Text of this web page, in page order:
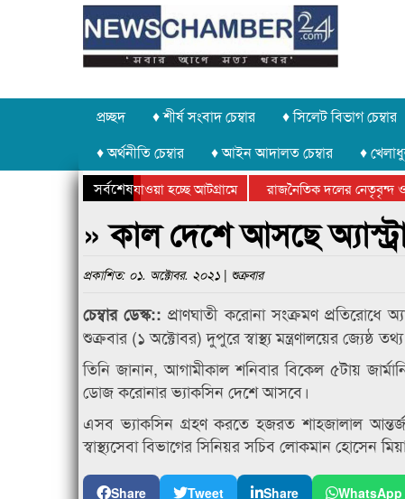
প্রচ্ছদ ♦ শীর্ষ সংবাদ চেম্বার ♦ সিলেট বিভাগ চেম্বার
♦ অর্থনীতি চেম্বার
♦ আইন আদালত চেম্বার ♦
সর্বশেষ
চুরি করে নিয়ে যাওয়া হচ্ছে আটগ্রামে রাজনৈতিক দলের নেতৃবৃন্দ ও
ক্রীড়া প্রতিযোগিতার পুরস্কার বিতরণ সম্পন্ন
সিলেটে বাংলাদেশ গ্রুপ
» কাল দেশে আসছে
প্রকাশিত: ০১. অক্টোবর. ২০২১ | শুক্রবার
চেম্বার ডেস্ক::প্রাণঘাতী করোনা সংক্রমণ
শুক্রবার (১ অক্টোবর) দুপুরে স্বাস্থ্য মন্ত্রণালয়ের জ্যেষ্ঠ
তিনি জানান, আগামীকাল শনিবার বিকেল ৫টায়
ডোজ করোনার ভ্যাকসিন দেশে আসবে।
এসব ভ্যাকসিন গ্রহণ করতে হজরত শাহজালাল
স্বাস্থ্যসেবা বিভাগের সিনিয়র সচিব লোকমান হোসেন
Share Tweet Share WhatsApp